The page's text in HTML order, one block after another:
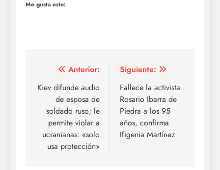
Me gusta esto:
Navegación
de
entradas
Anterior:
Kiev difunde audio
de esposa de
soldado ruso; le
permite violar a
ucranianas: «solo
usa protección»
Siguiente:
Fallece la activista
Rosario Ibarra de
Piedra a los 95
años, confirma
Ifigenia Martínez